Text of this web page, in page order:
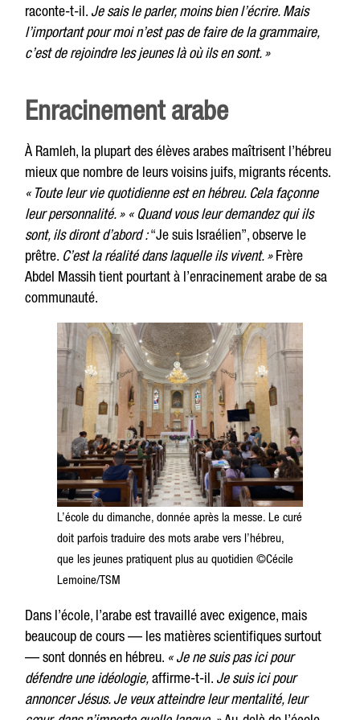
raconte-t-il. Je sais le parler, moins bien l’écrire. Mais
l’important pour moi n’est pas de faire de la grammaire,
c’est de rejoindre les jeunes là où ils en sont. »
Enracinement arabe
À Ramleh, la plupart des élèves arabes maîtrisent l’hébreu
mieux que nombre de leurs voisins juifs, migrants récents.
« Toute leur vie quotidienne est en hébreu. Cela façonne
leur personnalité. » « Quand vous leur demandez qui ils
sont, ils diront d’abord :“Je suis Israélien”, observe le
prêtre. C’est la réalité dans laquelle ils vivent. »Frère
Abdel Massih tient pourtant à l’enracinement arabe de sa
communauté.
L’école du dimanche, donnée après la messe. Le curé
doit parfois traduire des mots arabe vers l’hébreu,
que les jeunes pratiquent plus au quotidien ©Cécile
Lemoine/TSM
Dans l’école, l’arabe est travaillé avec exigence, mais
beaucoup de cours — les matières scientifiques surtout
— sont donnés en hébreu. « Je ne suis pas ici pour
défendre une idéologie,affirme-t-il. Je suis ici pour
annoncer Jésus. Je veux atteindre leur mentalité, leur